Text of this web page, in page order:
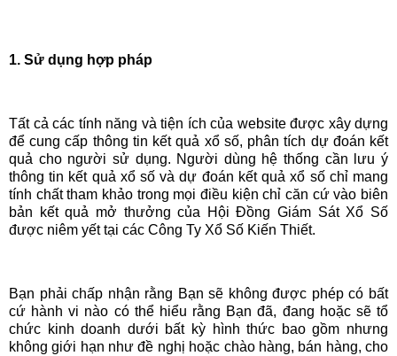
1. Sử dụng hợp pháp
Tất cả các tính năng và tiện ích của website được xây dựng
để cung cấp thông tin kết quả xổ số, phân tích dự đoán kết
quả cho người sử dụng. Người dùng hệ thống cần lưu ý
thông tin kết quả xổ số và dự đoán kết quả xổ số chỉ mang
tính chất tham khảo trong mọi điều kiện chỉ căn cứ vào biên
bản kết quả mở thưởng của Hội Đồng Giám Sát Xổ Số
được niêm yết tại các Công Ty Xổ Số Kiến Thiết.
Bạn phải chấp nhận rằng Bạn sẽ không được phép có bất
cứ hành vi nào có thể hiểu rằng Bạn đã, đang hoặc sẽ tổ
chức kinh doanh dưới bất kỳ hình thức bao gồm nhưng
không giới hạn như đề nghị hoặc chào hàng, bán hàng, cho